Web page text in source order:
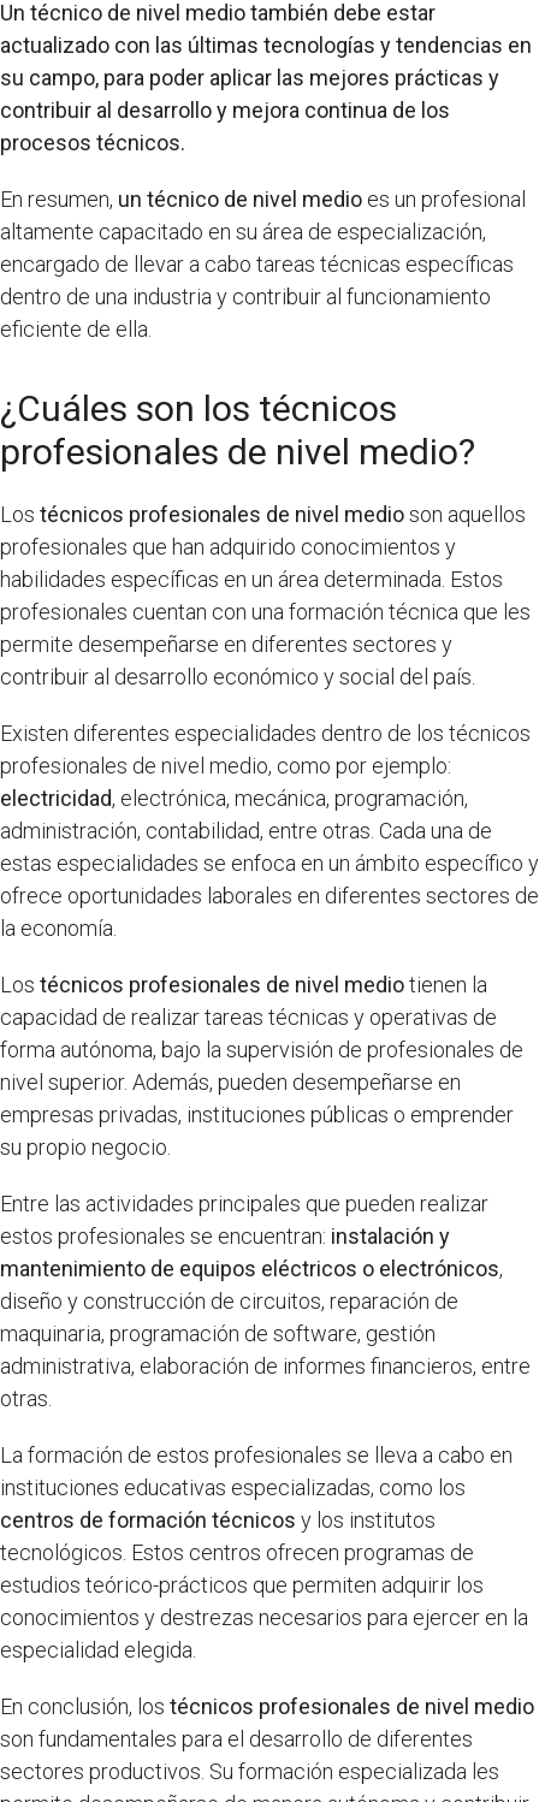
Un técnico de nivel medio también debe estar
actualizado con las últimas tecnologías y tendencias en
su campo, para poder aplicar las mejores prácticas y
contribuir al desarrollo y mejora continua de los
procesos técnicos.
En resumen, un técnico de nivel medio es un profesional
altamente capacitado en su área de especialización,
encargado de llevar a cabo tareas técnicas específicas
dentro de una industria y contribuir al funcionamiento
eficiente de ella.
¿Cuáles son los técnicos
profesionales de nivel medio?
Los técnicos profesionales de nivel medioson aquellos
profesionales que han adquirido conocimientos y
habilidades específicas en un área determinada. Estos
profesionales cuentan con una formación técnica que les
permite desempeñarse en diferentes sectores y
contribuir al desarrollo económico y social del país.
Existen diferentes especialidades dentro de los técnicos
profesionales de nivel medio, como por ejemplo:
electricidad, electrónica, mecánica, programación,
administración, contabilidad, entre otras. Cada una de
estas especialidades se enfoca en un ámbito específico y
ofrece oportunidades laborales en diferentes sectores de
la economía.
Los técnicos profesionales de nivel mediotienen la
capacidad de realizar tareas técnicas y operativas de
forma autónoma, bajo la supervisión de profesionales de
nivel superior. Además, pueden desempeñarse en
empresas privadas, instituciones públicas o emprender
su propio negocio.
Entre las actividades principales que pueden realizar
estos profesionales se encuentran: instalación y
mantenimiento de equipos eléctricos o electrónicos,
diseño y construcción de circuitos, reparación de
maquinaria, programación de software, gestión
administrativa, elaboración de informes financieros, entre
otras.
La formación de estos profesionales se lleva a cabo en
instituciones educativas especializadas, como los
centros de formación técnicos y los institutos
tecnológicos. Estos centros ofrecen programas de
estudios teórico-prácticos que permiten adquirir los
conocimientos y destrezas necesarios para ejercer en la
especialidad elegida.
En conclusión, los técnicos profesionales de nivel medio
son fundamentales para el desarrollo de diferentes
sectores productivos. Su formación especializada les